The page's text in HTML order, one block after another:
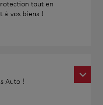
tout en
à vos biens !
Auto !